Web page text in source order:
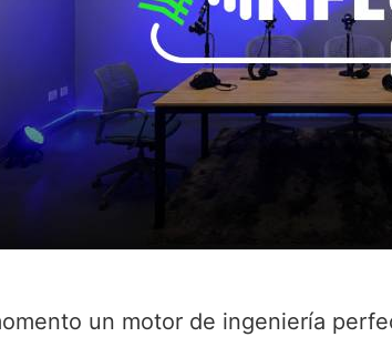
un motor de ingeniería